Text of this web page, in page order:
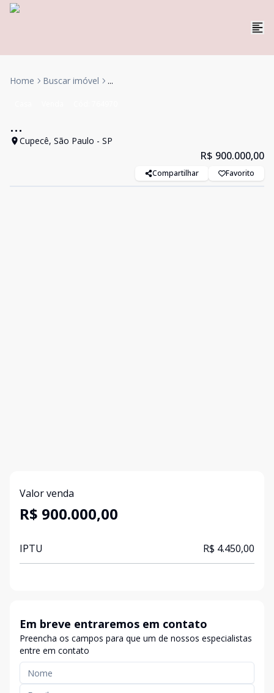
Home Buscar imóvel ...
...
Cupecê, São Paulo - SP
R$ 900.000,00
Compartilhar Favorito
Valor venda
R$ 900.000,00
IPTU R$ 4.450,00
Em breve entraremos em contato
Preencha os campos para que um de nossos especialistas
entre em contato